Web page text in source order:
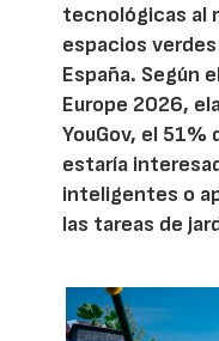
tecnológicas al
espacios
España. Según
Europe 2026,
YouGov, el
estaría
inteligentes o
las tareas de